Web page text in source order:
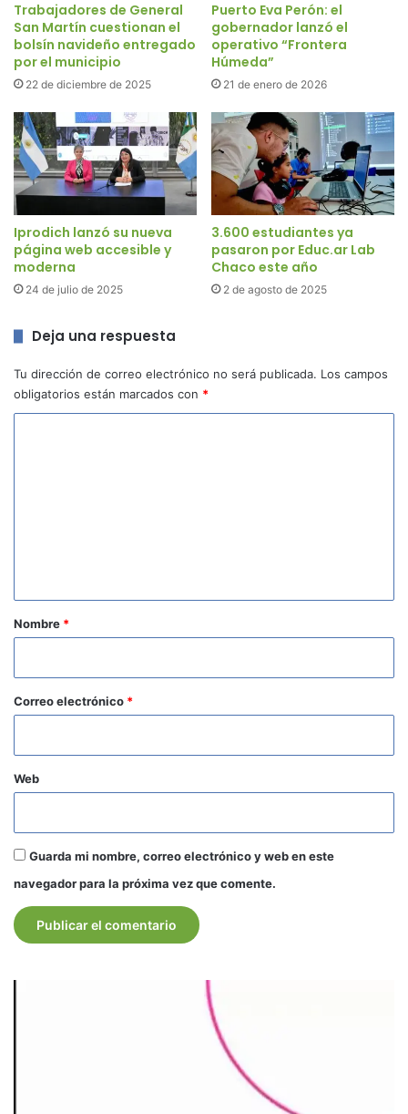
Trabajadores de General
San Martín cuestionan el
bolsín navideño entregado
por el municipio
22 de diciembre de 2025
Puerto Eva Perón: el
gobernador lanzó el
operativo “Frontera
Húmeda”
21 de enero de 2026
Iprodich lanzó su nueva
página web accesible y
moderna
24 de julio de 2025
3.600 estudiantes ya
pasaron por Educ.ar Lab
Chaco este año
2 de agosto de 2025
Deja una respuesta
Tu dirección de correo electrónico no será publicada. Los campos
obligatorios están marcados con *
r
o
*
Nombre *
Correo electrónico *
Web
Guarda mi nombre, correo electrónico y web en este
navegador para la próxima vez que comente.